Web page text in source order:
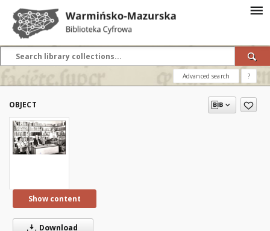
Advanced search ?
OBJECT
Show content
Download